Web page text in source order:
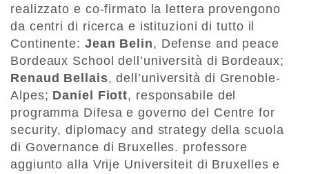
realizzato e co-firmato la lettera provengono
da centri di ricerca e istituzioni di tutto il
Continente: Jean Belin, Defense and peace
Bordeaux School dell’università di Bordeaux;
Renaud Bellais, dell’università di Grenoble-
Alpes; Daniel Fiott, responsabile del
programma Difesa e governo del Centre for
security, diplomacy and strategy della scuola
di Governance di Bruxelles. professore
aggiunto alla Vrije Universiteit di Bruxelles e